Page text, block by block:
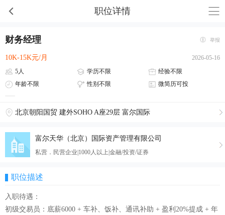
职位详情
财务经理 举报
10K-15K元/月
2026-05-16
5人
学历不限
经验不限
年龄不限
性别不限 微简历可投
北京朝阳国贸 建外SOHO A座29层 富尔国际
富尔天华（北京）国际资产管理有限公司
私营．民营企业|1000人以上|金融/投资/证券
职位描述
入职待遇：
初级交易员：底薪6000 + 车补、饭补、通讯补助 + 盈利20%提成 + 年